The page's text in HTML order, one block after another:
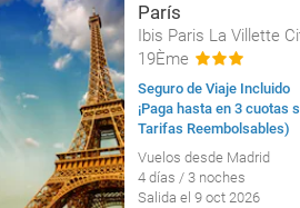
París
Ibis Paris La Villette
19Ème
Seguro de Viaje Incluido
¡Paga hasta en 3 cuotas
Tarifas Reembolsables)
Vuelos desde Madrid
4 días / 3 noches
Salida el 9 oct 2026